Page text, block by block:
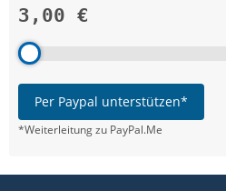
3,00 €
Per Paypal unterstützen*
*Weiterleitung zu PayPal.Me